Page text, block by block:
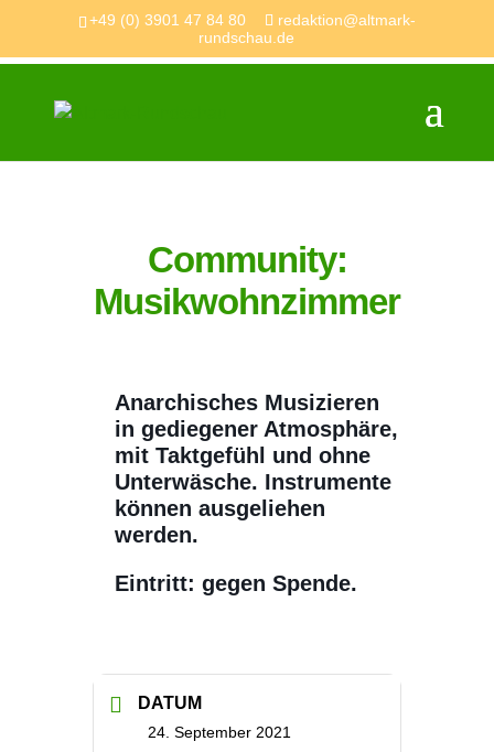
+49 (0) 3901 47 84 80
redaktion@altmark-
rundschau.de
Community:
Musikwohnzimmer
Anarchisches Musizieren
in gediegener Atmosphäre,
mit Taktgefühl und ohne
Unterwäsche. Instrumente
können ausgeliehen
werden.
Eintritt: gegen Spende.
DATUM
24. September 2021